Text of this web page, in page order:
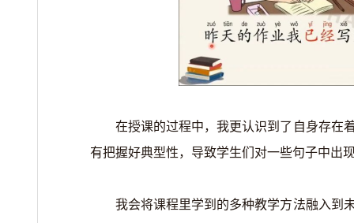
在授课的过程中，我更认识到了自身存在
有把握好典型性，导致学生们对一些句子中出
我会将课程里学到的多种教学方法融入到